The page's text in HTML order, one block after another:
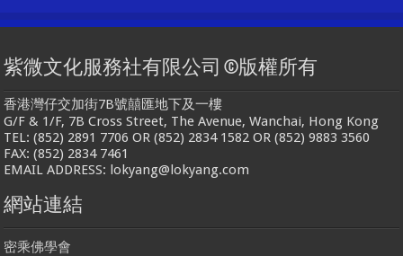
紫微文化服務社有限公司 ©版權所有
香港灣仔交加街7B號囍匯地下及一樓
G/F & 1/F, 7B Cross Street, The Avenue, Wanchai, Hong Kong
TEL: (852) 2891 7706 OR (852) 2834 1582 OR (852) 9883 3560
FAX: (852) 2834 7461
EMAIL ADDRESS: lokyang@lokyang.com
網站連結
密乘佛學會